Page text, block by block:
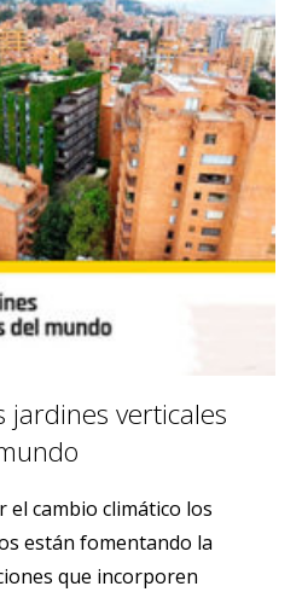
jardines verticales
el cambio climático los
están fomentando la
que incorporen